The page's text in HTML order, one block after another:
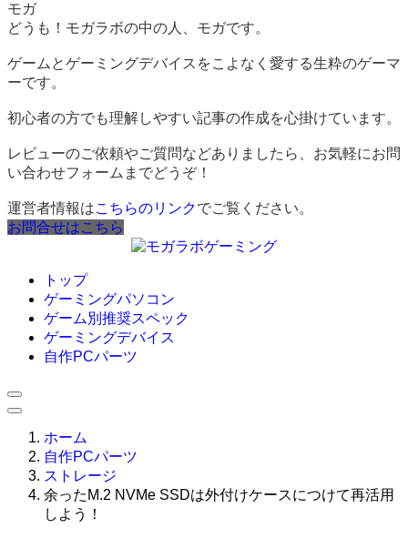
モガ
どうも！モガラボの中の人、モガです。
ゲームとゲーミングデバイスをこよなく愛する生粋のゲーマ
ーです。
初心者の方でも理解しやすい記事の作成を心掛けています。
レビューのご依頼やご質問などありましたら、お気軽にお問
い合わせフォームまでどうぞ！
運営者情報はこちらのリンクでご覧ください。
お問合せはこちら
トップ
ゲーミングパソコン
ゲーム別推奨スペック
ゲーミングデバイス
自作PCパーツ
ホーム
自作PCパーツ
ストレージ
余ったM.2 NVMe SSDは外付けケースにつけて再活用
しよう！